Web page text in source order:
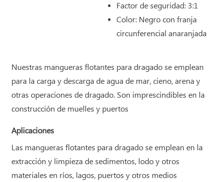
Factor de seguridad: 3:1
Color: Negro con franja
circunferencial anaranjada
Nuestras mangueras flotantes para dragado se emplean
para la carga y descarga de agua de mar, cieno, arena y
otras operaciones de dragado. Son imprescindibles en la
construcción de muelles y puertos
Aplicaciones
Las mangueras flotantes para dragado se emplean en la
extracción y limpieza de sedimentos, lodo y otros
materiales en ríos, lagos, puertos y otros medios